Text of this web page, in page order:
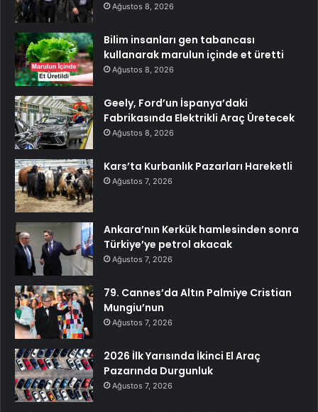
Ağustos 8, 2026
Bilim insanları gen tabancası
kullanarak marulun içinde et üretti
Ağustos 8, 2026
Geely, Ford’un İspanya’daki
Fabrikasında Elektrikli Araç Üretecek
Ağustos 8, 2026
Kars’ta Kurbanlık Pazarları Hareketli
Ağustos 7, 2026
Ankara’nın Kerkük hamlesinden sonra
Türkiye’ye petrol akacak
Ağustos 7, 2026
79. Cannes’da Altın Palmiye Cristian
Mungiu’nun
Ağustos 7, 2026
2026 İlk Yarısında İkinci El Araç
Pazarında Durgunluk
Ağustos 7, 2026